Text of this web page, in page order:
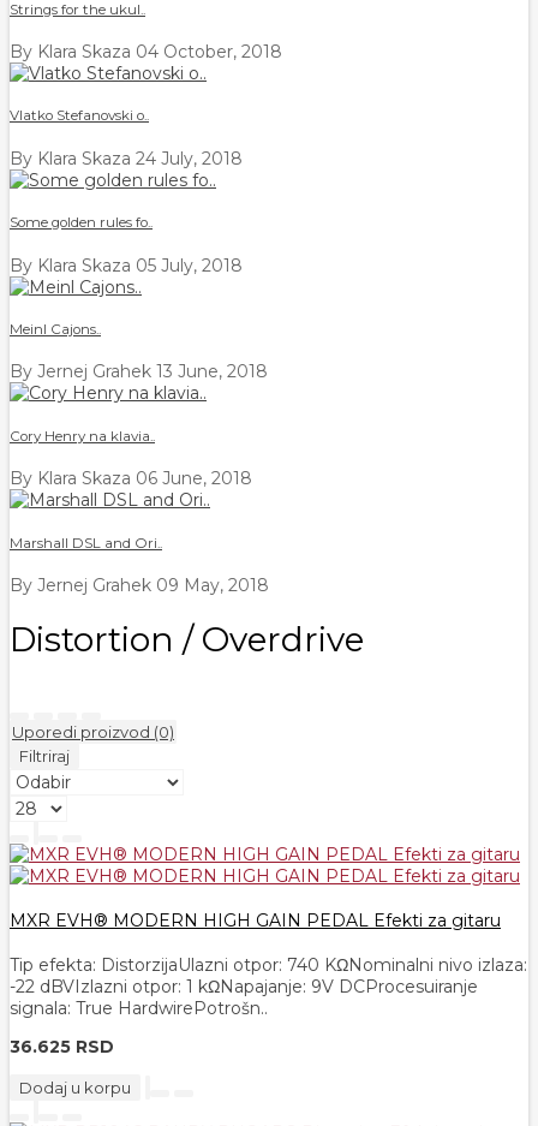
Strings for the ukul..
By Klara Skaza 04 October, 2018
Vlatko Stefanovski o..
By Klara Skaza 24 July, 2018
Some golden rules fo..
By Klara Skaza 05 July, 2018
Meinl Cajons..
By Jernej Grahek 13 June, 2018
Cory Henry na klavia..
By Klara Skaza 06 June, 2018
Marshall DSL and Ori..
By Jernej Grahek 09 May, 2018
Distortion / Overdrive
Uporedi proizvod (0)
Filtriraj
MXR EVH® MODERN HIGH GAIN PEDAL Efekti za gitaru
Tip efekta: DistorzijaUlazni otpor: 740 KΩNominalni nivo izlaza:
-22 dBVIzlazni otpor: 1 kΩNapajanje: 9V DCProcesuiranje
signala: True HardwirePotrošn..
36.625 RSD
Dodaj u korpu